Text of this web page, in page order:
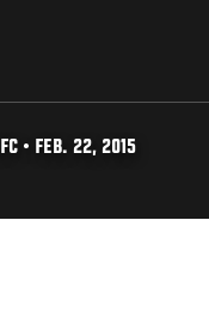
• FEB. 22, 2015